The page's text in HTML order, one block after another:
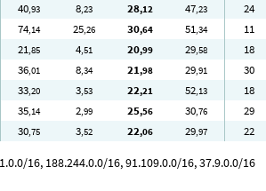
40,93 8,23 28,12 47,23 24
74,14 25,26 30,64 51,34 11
21,85 4,51 20,99 29,58 18
36,01 8,34 21,98 29,91 30
33,20 3,53 22,21 52,13 18
35,14 2,99 25,56 30,76 29
30,75 3,52 22,06 29,97 22
16, 188.244.0.0/16, 91.109.0.0/16, 37.9.0.0/16